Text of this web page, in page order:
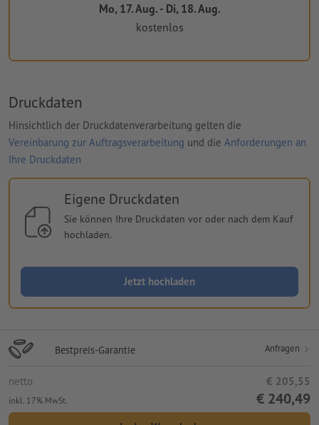
Mo, 17. Aug. - Di, 18. Aug.
kostenlos
Druckdaten
Hinsichtlich der Druckdatenverarbeitung gelten die
Vereinbarung zur Auftragsverarbeitung und die Anforderungen an
Ihre Druckdaten
Eigene Druckdaten
Sie können Ihre Druckdaten vor oder nach dem Kauf
hochladen.
Jetzt hochladen
Bestpreis-Garantie Anfragen
netto € 205,55
inkl. 17% MwSt. € 240,49